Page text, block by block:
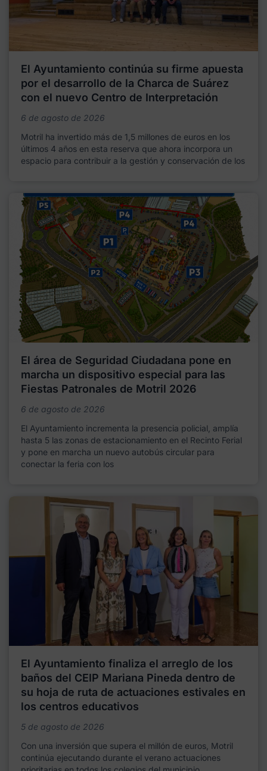
El Ayuntamiento continúa su firme apuesta
por el desarrollo de la Charca de Suárez
con el nuevo Centro de Interpretación
6 de agosto de 2026
Motril ha invertido más de 1,5 millones de euros en los
últimos 4 años en esta reserva que ahora incorpora un
espacio para contribuir a la gestión y conservación de los
El área de Seguridad Ciudadana pone en
marcha un dispositivo especial para las
Fiestas Patronales de Motril 2026
6 de agosto de 2026
El Ayuntamiento incrementa la presencia policial, amplía
hasta 5 las zonas de estacionamiento en el Recinto Ferial
y pone en marcha un nuevo autobús circular para
conectar la feria con los
El Ayuntamiento finaliza el arreglo de los
baños del CEIP Mariana Pineda dentro de
su hoja de ruta de actuaciones estivales en
los centros educativos
5 de agosto de 2026
Con una inversión que supera el millón de euros, Motril
continúa ejecutando durante el verano actuaciones